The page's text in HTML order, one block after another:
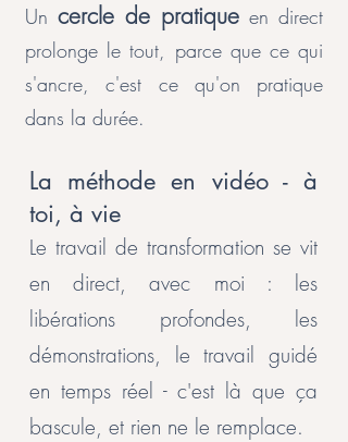
Un cercle de pratique en direct
prolonge le tout, parce que ce qui
s'ancre, c'est ce qu'on pratique
dans la durée.
La méthode en vidéo - à
toi, à vie
Le travail de transformation se vit
en direct, avec moi : les
libérations profondes, les
démonstrations, le travail guidé
en temps réel - c'est là que ça
bascule, et rien ne le remplace.